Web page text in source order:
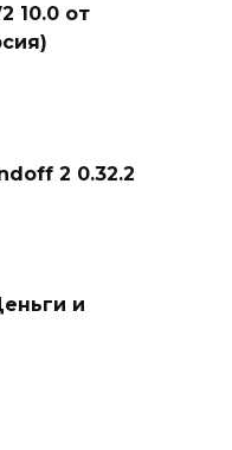
10.0 от
2 0.32.2
и